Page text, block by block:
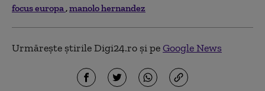
focus europa manolo hernandez
Urmărește știrile Digi24.ro și peGoogle News